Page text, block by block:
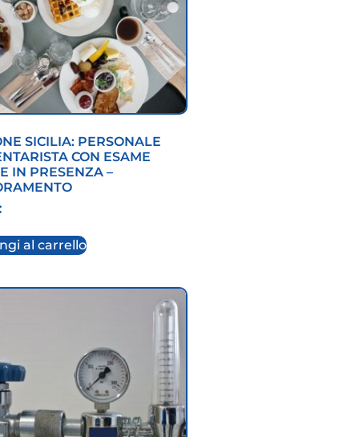
SICILIA: PERSONALE
CON ESAME
IN PRESENZA –
al carrello